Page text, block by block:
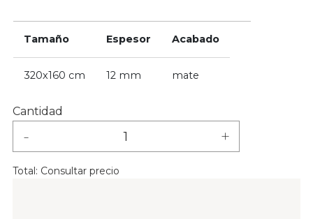
Tamaño Espesor Acabado
320x160 cm 12 mm mate
Cantidad
- +
Total: Consultar precio